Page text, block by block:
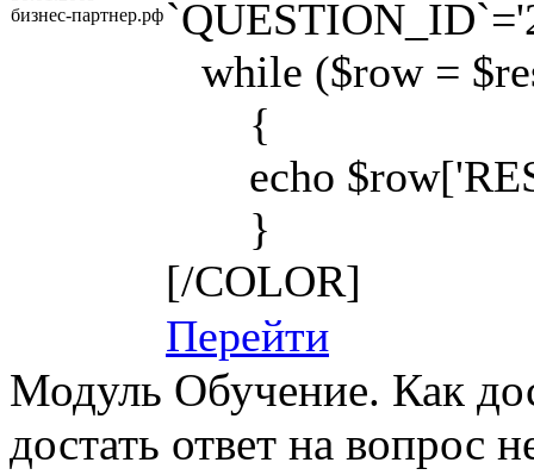
бизнес-партнер.рф
while ($row =
{
echo
}
[/COLOR]
Перейти
Модуль Обучение. Как
достать ответ на вопрос